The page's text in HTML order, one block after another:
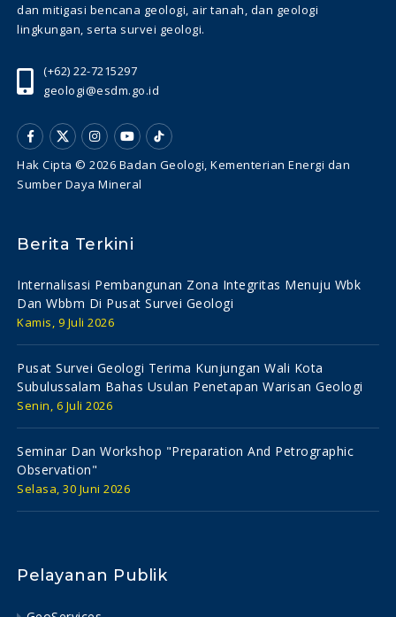
dan mitigasi bencana geologi, air tanah, dan geologi
lingkungan, serta survei geologi.
(+62) 22-7215297
geologi@esdm.go.id
Hak Cipta © 2026 Badan Geologi, Kementerian Energi dan
Sumber Daya Mineral
Berita Terkini
Internalisasi Pembangunan Zona Integritas Menuju Wbk
Dan Wbbm Di Pusat Survei Geologi
Kamis, 9 Juli 2026
Pusat Survei Geologi Terima Kunjungan Wali Kota
Subulussalam Bahas Usulan Penetapan Warisan Geologi
Senin, 6 Juli 2026
Seminar Dan Workshop "preparation And Petrographic
Observation"
Selasa, 30 Juni 2026
Pelayanan Publik